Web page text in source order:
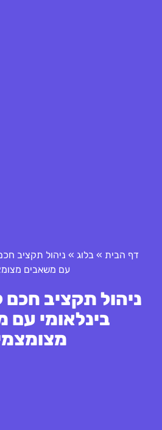
דף הבית » בלוג » ניהול תקציב
עם משאבים
ניהול תקציב
בינלאומי עם